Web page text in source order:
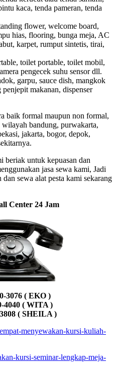
kaca, tenda pameran, tenda
flower, welcome board,
hias, flooring, bunga meja, AC
karpet, rumput sintetis, tirai,
toilet portable, toilet mobil,
pengecek suhu sensor dll.
garpu, sauce dish, mangkok
makanan, dispenser
baik formal maupun non formal,
bandung, purwakarta,
jakarta, bogor, depok,
beriak untuk kepuasan dan
jasa sewa kami, Jadi
sewa alat pesta kami sekarang
Center 24 Jam
3076 ( EKO )
4040 ( WITA )
( SHEILA )
menyewakan-kursi-kuliah-
kursi-seminar-lengkap-meja-